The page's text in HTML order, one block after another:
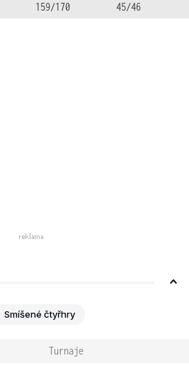
159/170 45/46
Smíšené čtyřhry
Turnaje